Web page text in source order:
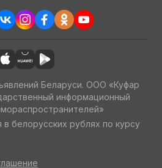
Беларуси. ООО «Куфар
информационный
белорусских рублях по курсу